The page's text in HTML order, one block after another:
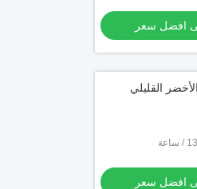
افضل سعر
القليلي
افضل سعر